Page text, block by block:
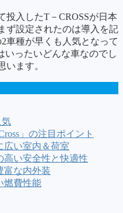
投入したT－CROSSが日本
ず設定されたのは導入を記
車種が早くも人気となって
いったいどんな車なのでし
います。
気
」の注目ポイント
広い室内＆荷室
高い安全性と快適性
富な内外装
燃費性能